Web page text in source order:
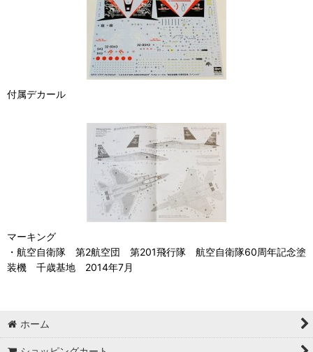
付属デカール
マーキング
・航空自衛隊 第2航空団 第201飛行隊 航空自衛隊60周年記念塗
装機 千歳基地 2014年7月
ホーム